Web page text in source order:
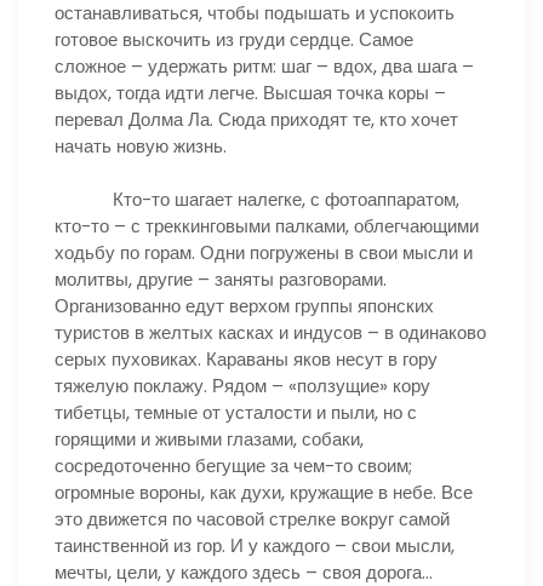
останавливаться, чтобы подышать и успокоить
готовое выскочить из груди сердце. Самое
сложное – удержать ритм: шаг – вдох, два шага –
выдох, тогда идти легче. Высшая точка коры –
перевал Долма Ла. Сюда приходят те, кто хочет
начать новую жизнь.
Кто-то шагает налегке, с фотоаппаратом,
кто-то – с треккинговыми палками, облегчающими
ходьбу по горам. Одни погружены в свои мысли и
молитвы, другие – заняты разговорами.
Организованно едут верхом группы японских
туристов в желтых касках и индусов – в одинаково
серых пуховиках. Караваны яков несут в гору
тяжелую поклажу. Рядом – «ползущие» кору
тибетцы, темные от усталости и пыли, но с
горящими и живыми глазами, собаки,
сосредоточенно бегущие за чем-то своим;
огромные вороны, как духи, кружащие в небе. Все
это движется по часовой стрелке вокруг самой
таинственной из гор. И у каждого – свои мысли,
мечты, цели, у каждого здесь – своя дорога…